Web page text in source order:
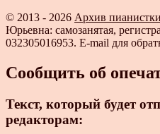
© 2013 - 2026 Архив
Юрьевна: самозанятая,
032305016953. E-mail для
Сообщить об
Текст, который будет
редакторам: